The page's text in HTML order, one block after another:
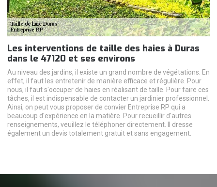
Les interventions de taille des haies à Duras
dans le 47120 et ses environs
Au niveau des jardins, il existe un grand nombre de végétations. En
effet, il faut les entretenir de manière efficace et régulière. Pour
nous, il faut s'occuper de haies en réalisant de taille. Pour faire ces
tâches, il est indispensable de contacter un jardinier professionnel.
Ainsi, on peut vous proposer de convier Entreprise RP qui a
beaucoup d'expérience en la matière. Pour recueillir d'autres
renseignements, veuillez le téléphoner directement. Il dresse
également un devis totalement gratuit et sans engagement.